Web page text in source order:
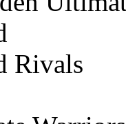
Rivals